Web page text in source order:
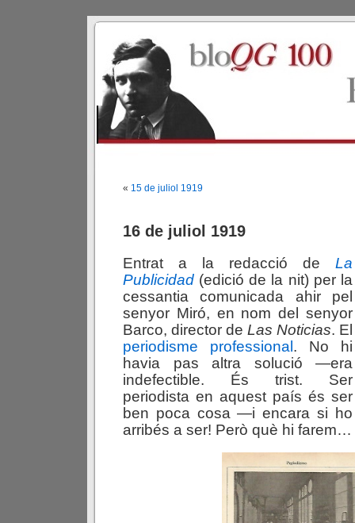
« 15 de juliol 1919
16 de juliol 1919
Entrat a la redacció de La
Publicidad (edició de la nit) per la
cessantia comunicada ahir pel
senyor Miró, en nom del senyor
Barco, director de Las Noticias. El
periodisme professional . No hi
havia pas altra solució —era
indefectible. És trist. Ser
periodista en aquest país és ser
ben poca cosa —i encara si ho
arribés a ser! Però què hi